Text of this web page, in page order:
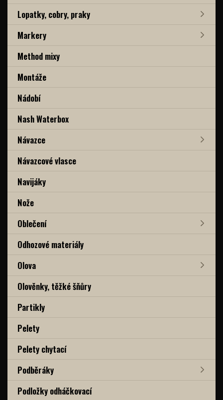
Lopatky, cobry, praky
Markery
Method mixy
Montáže
Nádobí
Nash Waterbox
Návazce
Návazcové vlasce
Navijáky
Nože
Oblečení
Odhozové materiály
Olova
Olověnky, těžké šňůry
Partikly
Pelety
Pelety chytací
Podběráky
Podložky odháčkovací